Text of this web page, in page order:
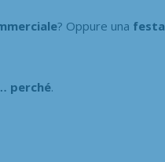
? Oppure una festa
perché.